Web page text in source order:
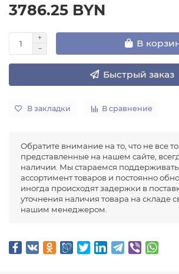
3786.25 BYN
В
Быстрый заказ
В закладки В сравнение
Обратите внимание на то, что не все
представленные на нашем сайте,
наличии. Мы стараемся
ассортимент товаров и постоянно
иногда происходят задержки в
уточнения наличия товара на складе
нашим менеджером.